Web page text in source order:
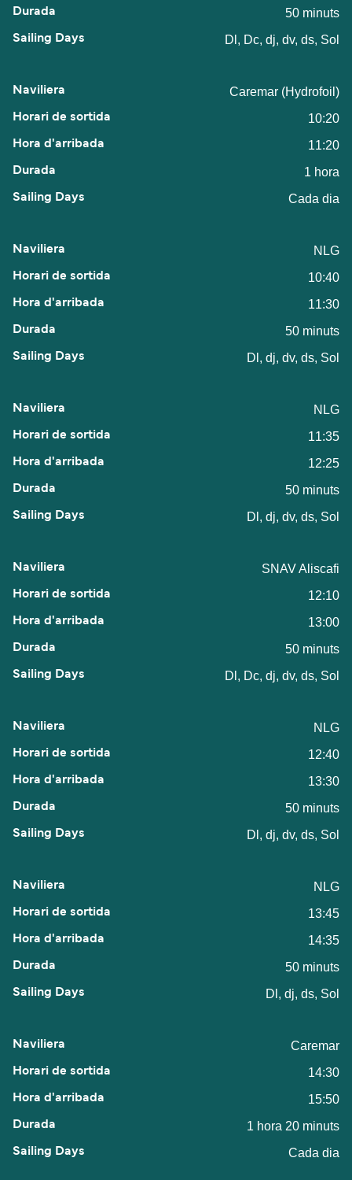
50 minuts
Dl, Dc, dj, dv, ds, Sol
Caremar (Hydrofoil)
10:20
11:20
1 hora
Cada dia
NLG
10:40
11:30
50 minuts
Dl, dj, dv, ds, Sol
NLG
11:35
12:25
50 minuts
Dl, dj, dv, ds, Sol
SNAV Aliscafi
12:10
13:00
50 minuts
Dl, Dc, dj, dv, ds, Sol
NLG
12:40
13:30
50 minuts
Dl, dj, dv, ds, Sol
NLG
13:45
14:35
50 minuts
Dl, dj, ds, Sol
Caremar
14:30
15:50
1 hora 20 minuts
Cada dia